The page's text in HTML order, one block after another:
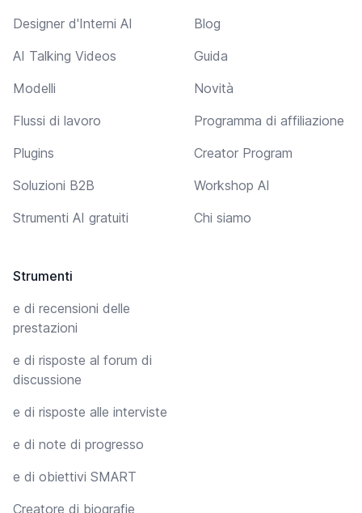
Designer d'Interni AI
AI Talking Videos
Modelli
Flussi di lavoro
Plugins
Soluzioni B2B
Strumenti AI gratuiti
Strumenti
e di recensioni delle
prestazioni
e di risposte al forum di
discussione
e di risposte alle interviste
e di note di progresso
e di obiettivi SMART
Creatore di biografie
Blog
Guida
Novità
Programma di affiliazione
Creator Program
Workshop AI
Chi siamo